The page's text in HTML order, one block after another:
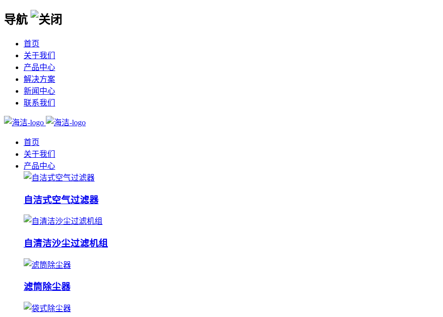
导航
首页
关于我们
产品中心
解决方案
新闻中心
联系我们
首页
关于我们
产品中心
自洁式空气过滤器
自清洁沙尘过滤机组
滤筒除尘器